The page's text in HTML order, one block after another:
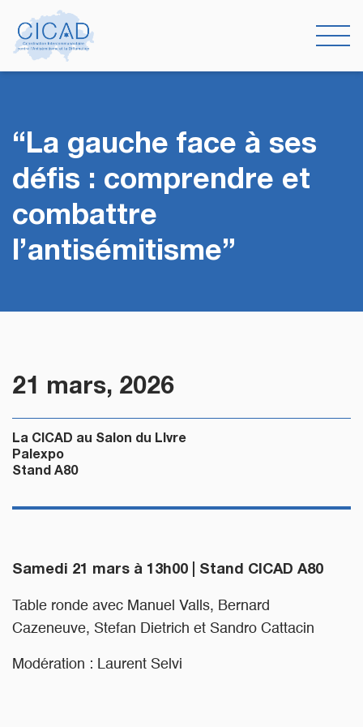
“La gauche face à ses
défis : comprendre et
combattre
l’antisémitisme”
21 mars, 2026
La CICAD au Salon du LIvre
Palexpo
Stand A80
Samedi 21 mars à 13h00 | Stand CICAD A80
Table ronde avec Manuel Valls, Bernard
Cazeneuve, Stefan Dietrich et Sandro Cattacin
Modération : Laurent Selvi